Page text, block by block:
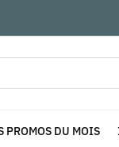
PROMOS DU MOIS